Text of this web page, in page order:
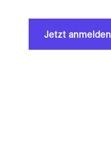
Jetzt anmelden